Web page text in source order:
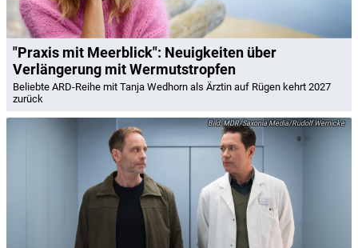
"Praxis mit Meerblick": Neuigkeiten über
Verlängerung mit Wermutstropfen
Beliebte ARD-Reihe mit Tanja Wedhorn als Ärztin auf Rügen kehrt 2027
zurück
MDR/Saxonia Media/Rudolf Wernicke